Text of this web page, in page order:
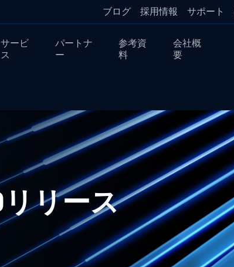
ブログ 採用情報 サポート
サービ
ス
パートナ
ー
参考資
料
会社概
要
リース